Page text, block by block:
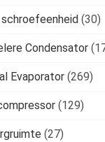
(30)
Condensator
Evaporator (269)
(129)
(27)